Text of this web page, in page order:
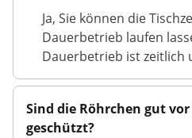
Ja, Sie können die
Dauerbetrieb laufen
Dauerbetrieb ist zeitlich
Sind die Röhrchen gut
geschützt?